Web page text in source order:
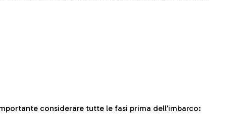
considerare tutte le fasi prima dell’imbarco: